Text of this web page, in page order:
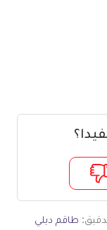
طاقم ديلي